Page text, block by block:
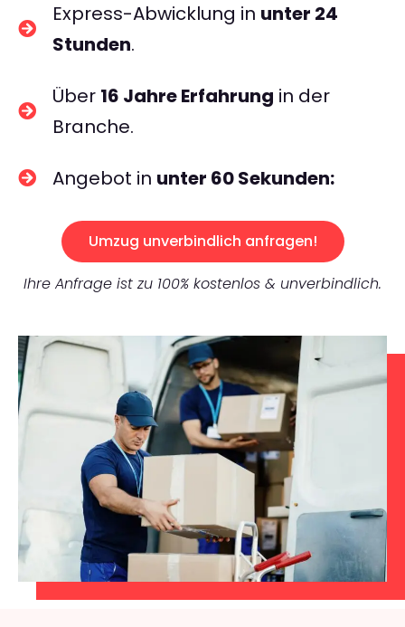
Express-Abwicklung in unter 24
Stunden.
Über 16 Jahre Erfahrung in der
Branche.
Angebot in unter 60 Sekunden:
Umzug unverbindlich anfragen!
Ihre Anfrage ist zu 100% kostenlos & unverbindlich.